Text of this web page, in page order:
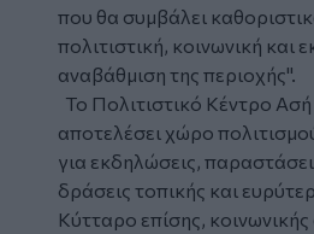
που θα συμβάλει
πολιτιστική, κοινωνική και
αναβάθμιση της περιοχής".
Το Πολιτιστικό Κέντρο
αποτελέσει χώρο
για εκδηλώσεις,
δράσεις τοπικής και
Κύτταρο επίσης,